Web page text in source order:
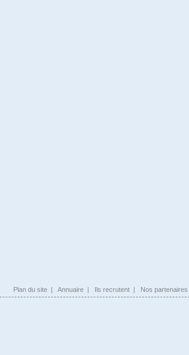
Plan du site| Annuaire| Ils recrutent| Nos partenaires